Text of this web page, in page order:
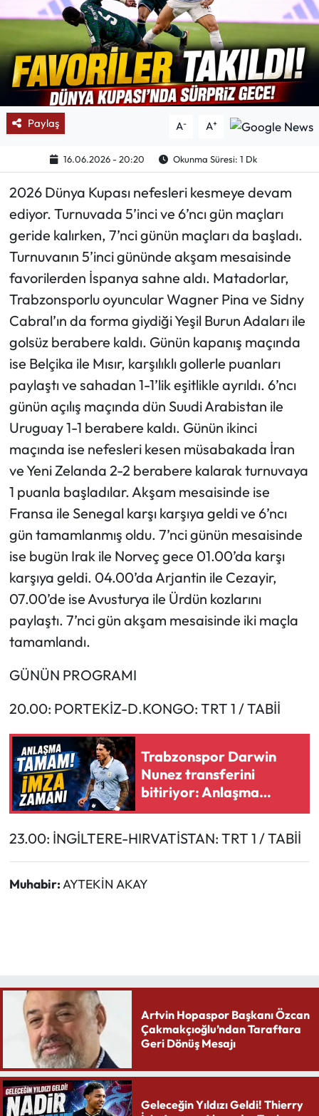
Paylaş A- A+
16.06.2026 - 20:20 Okunma Süresi: 1 Dk
2026 Dünya Kupası nefesleri kesmeye devam
ediyor. Turnuvada 5’inci ve 6’ncı gün maçları
geride kalırken, 7’nci günün maçları da başladı.
Turnuvanın 5’inci gününde akşam mesaisinde
favorilerden İspanya sahne aldı. Matadorlar,
Trabzonsporlu oyuncular Wagner Pina ve Sidny
Cabral’ın da forma giydiği Yeşil Burun Adaları ile
golsüz berabere kaldı. Günün kapanış maçında
ise Belçika ile Mısır, karşılıklı gollerle puanları
paylaştı ve sahadan 1-1’lik eşitlikle ayrıldı. 6’ncı
günün açılış maçında dün Suudi Arabistan ile
Uruguay 1-1 berabere kaldı. Günün ikinci
maçında ise nefesleri kesen müsabakada İran
ve Yeni Zelanda 2-2 berabere kalarak turnuvaya
1 puanla başladılar. Akşam mesaisinde ise
Fransa ile Senegal karşı karşıya geldi ve 6’ncı
gün tamamlanmış oldu. 7’nci günün mesaisinde
ise bugün Irak ile Norveç gece 01.00’da karşı
karşıya geldi. 04.00’da Arjantin ile Cezayir,
07.00’de ise Avusturya ile Ürdün kozlarını
paylaştı. 7’nci gün akşam mesaisinde iki maçla
tamamlandı.
GÜNÜN PROGRAMI
20.00: PORTEKİZ-D.KONGO: TRT 1 / TABİİ
Trabzonspor Darwin
Nunez transferini
bitiriyor: Anlaşma
tamam, rakam ortaya
23.00: İNGİLTERE-HIRVATİSTAN: TRT 1 / TABİİ
Muhabir:AYTEKİN AKAY
Artvin Hopaspor Başkanı Özcan
Çakmakçıoğlu’ndan Taraftara
Geri Dönüş Mesajı
Geleceğin Yıldızı Geldi! Thierry
Karikatür Galeri
BIK
ASTROLOJİ
Spor Yazıları
Mektup Galeri
Ekonomi
Sağlık
Turizm
Teknoloji